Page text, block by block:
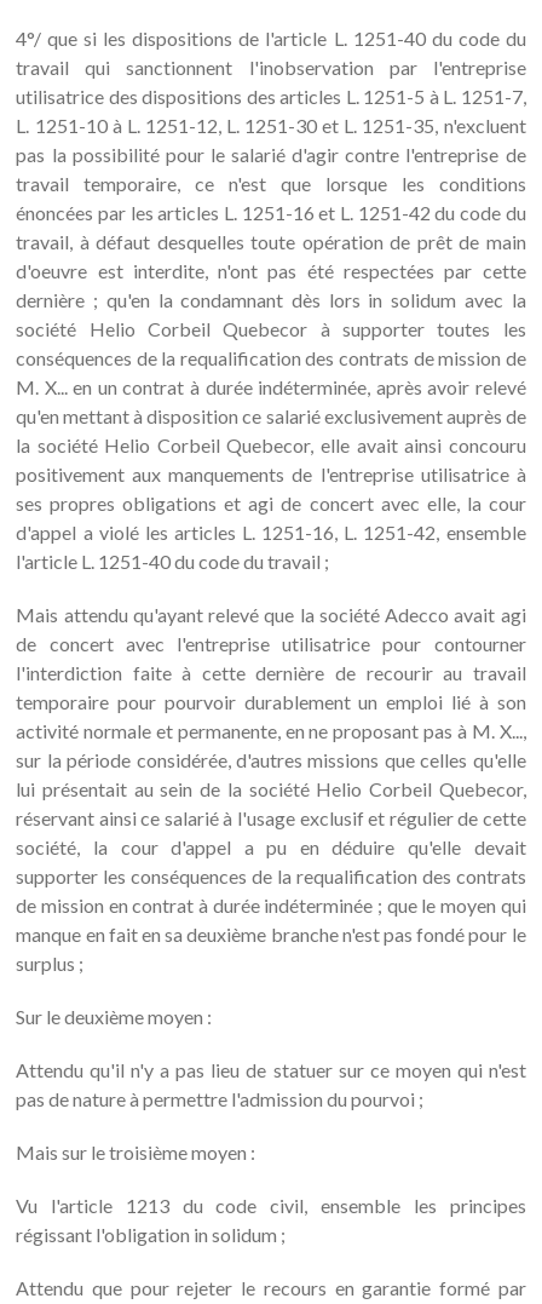
4°/ que si les dispositions de l'article L. 1251-40 du code du
travail qui sanctionnent l'inobservation par l'entreprise
utilisatrice des dispositions des articles L. 1251-5 à L. 1251-7,
L. 1251-10 à L. 1251-12, L. 1251-30 et L. 1251-35, n'excluent
pas la possibilité pour le salarié d'agir contre l'entreprise de
travail temporaire, ce n'est que lorsque les conditions
énoncées par les articles L. 1251-16 et L. 1251-42 du code du
travail, à défaut desquelles toute opération de prêt de main
d'oeuvre est interdite, n'ont pas été respectées par cette
dernière ; qu'en la condamnant dès lors in solidum avec la
société Helio Corbeil Quebecor à supporter toutes les
conséquences de la requalification des contrats de mission de
M. X... en un contrat à durée indéterminée, après avoir relevé
qu'en mettant à disposition ce salarié exclusivement auprès de
la société Helio Corbeil Quebecor, elle avait ainsi concouru
positivement aux manquements de l'entreprise utilisatrice à
ses propres obligations et agi de concert avec elle, la cour
d'appel a violé les articles L. 1251-16, L. 1251-42, ensemble
l'article L. 1251-40 du code du travail ;
Mais attendu qu'ayant relevé que la société Adecco avait agi
de concert avec l'entreprise utilisatrice pour contourner
l'interdiction faite à cette dernière de recourir au travail
temporaire pour pourvoir durablement un emploi lié à son
activité normale et permanente, en ne proposant pas à M. X...,
sur la période considérée, d'autres missions que celles qu'elle
lui présentait au sein de la société Helio Corbeil Quebecor,
réservant ainsi ce salarié à l'usage exclusif et régulier de cette
société, la cour d'appel a pu en déduire qu'elle devait
supporter les conséquences de la requalification des contrats
de mission en contrat à durée indéterminée ; que le moyen qui
manque en fait en sa deuxième branche n'est pas fondé pour le
surplus ;
Sur le deuxième moyen :
Attendu qu'il n'y a pas lieu de statuer sur ce moyen qui n'est
pas de nature à permettre l'admission du pourvoi ;
Mais sur le troisième moyen :
Vu l'article 1213 du code civil, ensemble les principes
régissant l'obligation in solidum ;
Attendu que pour rejeter le recours en garantie formé par